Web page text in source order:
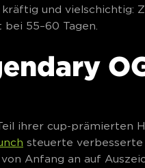
und vielschichtig:
55–60 Tagen.
ihrer cup-prämierten
steuerte
Anfang an auf